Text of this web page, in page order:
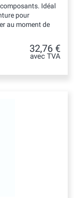
Idéal
pour
au moment de
32,76 €
avec TVA